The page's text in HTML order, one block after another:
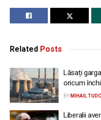
Related Posts
Lăsați
oricum
BY MIHAIL
Liberalii